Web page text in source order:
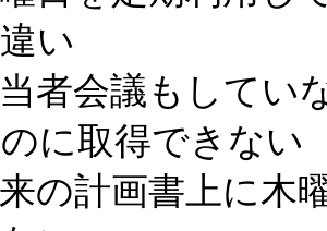
い
者会議もしてい
に取得できない
の計画書上に木